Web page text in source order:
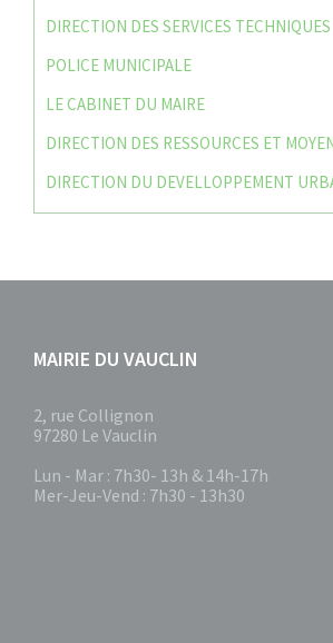
DIRECTION DES SERVICES TECHNIQUES
POLICE MUNICIPALE
LE CABINET DU MAIRE
DIRECTION DES RESSOURCES ET
DIRECTION DU DEVELLOPPEMENT
MAIRIE DU VAUCLIN
2, rue Collignon
97280 Le Vauclin
Lun - Mar : 7h30- 13h & 14h-17h
Mer-Jeu-Vend : 7h30 - 13h30